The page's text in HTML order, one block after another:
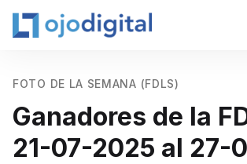
FOTO DE LA SEMANA (FDLS)
Ganadores de la
21-07-2025 al 27-